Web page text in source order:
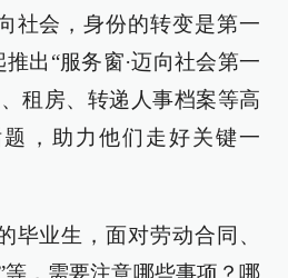
社会，身份的转变是第一
出“服务窗·迈向社会第一
租房、转递人事档案等高
，助力他们走好关键一
毕业生，面对劳动合同、
等，需要注意哪些事项？哪